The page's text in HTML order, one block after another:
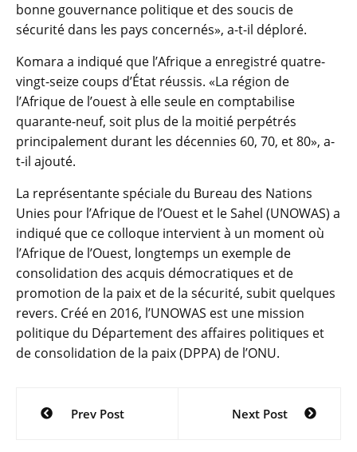
bonne gouvernance politique et des soucis de
sécurité dans les pays concernés», a-t-il déploré.
Komara a indiqué que l’Afrique a enregistré quatre-
vingt-seize coups d’État réussis. «La région de
l’Afrique de l’ouest à elle seule en comptabilise
quarante-neuf, soit plus de la moitié perpétrés
principalement durant les décennies 60, 70, et 80», a-
t-il ajouté.
La représentante spéciale du Bureau des Nations
Unies pour l’Afrique de l’Ouest et le Sahel (UNOWAS) a
indiqué que ce colloque intervient à un moment où
l’Afrique de l’Ouest, longtemps un exemple de
consolidation des acquis démocratiques et de
promotion de la paix et de la sécurité, subit quelques
revers. Créé en 2016, l’UNOWAS est une mission
politique du Département des affaires politiques et
de consolidation de la paix (DPPA) de l’ONU.
Navigation
Prev Post Next Post